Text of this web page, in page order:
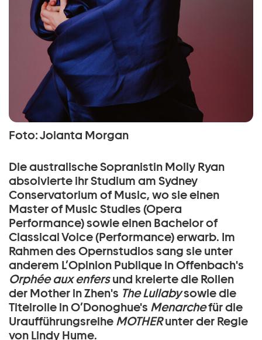
Foto: Jolanta Morgan
Die australische Sopranistin Molly Ryan
absolvierte ihr Studium am Sydney
Conservatorium of Music, wo sie einen
Master of Music Studies (Opera
Performance) sowie einen Bachelor of
Classical Voice (Performance) erwarb. Im
Rahmen des Opernstudios sang sie unter
anderem L’Opinion Publique in Offenbach's
Orphée aux enfersund kreierte die Rollen
der Mother in Zhen's The Lullabysowie die
Titelrolle in O’Donoghue's Menarchefür die
Uraufführungsreihe MOTHERunter der Regie
von Lindy Hume.